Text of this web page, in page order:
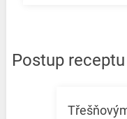
Postup receptu